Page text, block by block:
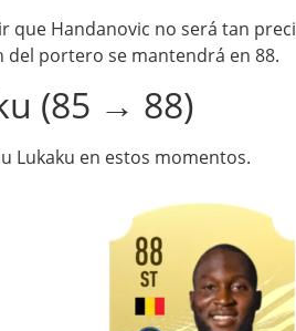
que Handanovic no será tan
portero se mantendrá en 88.
(85 → 88)
Lukaku en estos momentos.